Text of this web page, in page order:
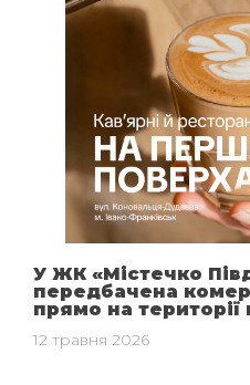
У ЖК «Містечко
передбачена
прямо на
12 травня 2026